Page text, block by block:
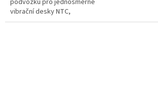
vibrační desky NTC,